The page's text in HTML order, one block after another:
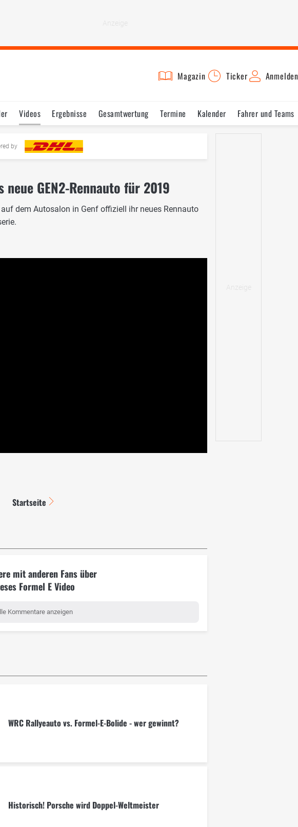
Magazin Ticker Anmelden
Videos Ergebnisse Gesamtwertung Termine Kalender Fahrer und Teams
by
GEN2-Rennauto für 2019
dem Autosalon in Genf offiziell ihr neues Rennauto
Startseite
mit anderen Fans über
Formel E Video
Kommentare anzeigen
WRC Rallyeauto vs. Formel-E-Bolide - wer gewinnt?
Historisch! Porsche wird Doppel-Weltmeister